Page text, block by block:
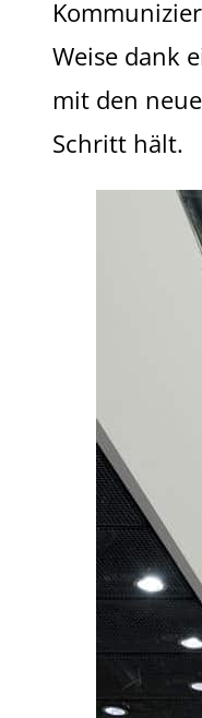
Weise dank
mit den
Schritt hält.